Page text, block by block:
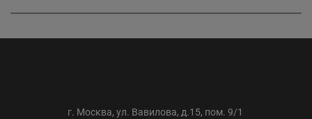
г. Москва, ул. Вавилова, д.15, пом. 9/1